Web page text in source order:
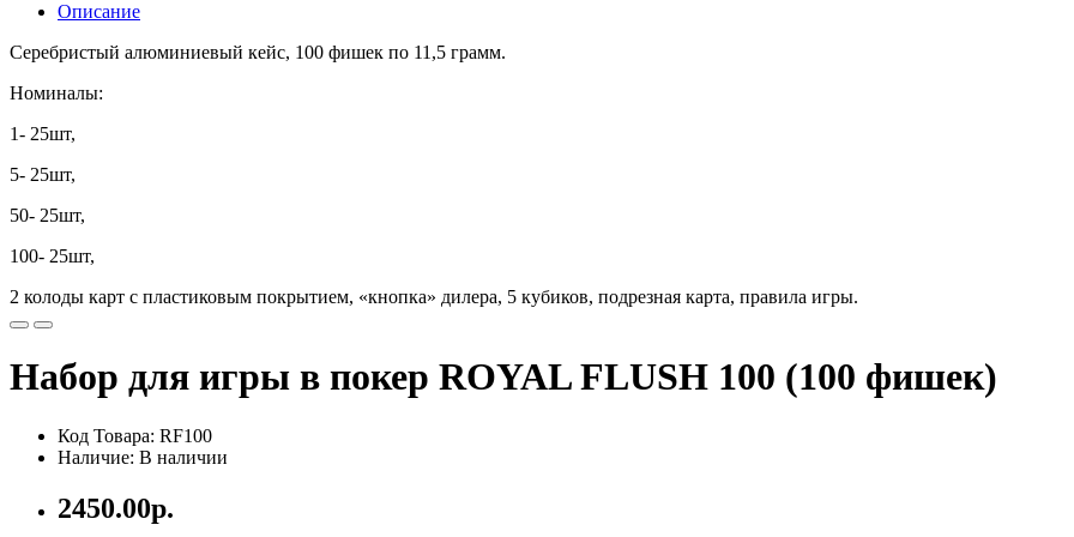
Описание
Серебристый алюминиевый кейс, 100 фишек по 11,5 грамм.
Номиналы:
1- 25шт,
5- 25шт,
50- 25шт,
100- 25шт,
2 колоды карт с пластиковым покрытием, «кнопка» дилера, 5 кубиков, подрезная карта, правила игры.
Набор для игры в покер ROYAL FLUSH 100 (100 фишек)
Код Товара: RF100
Наличие: В наличии
2450.00р.